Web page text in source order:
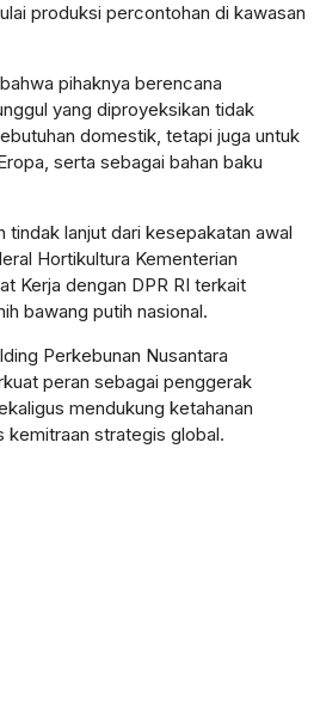
produksi percontohan di kawasan
pihaknya berencana
yang diproyeksikan tidak
domestik, tetapi juga untuk
serta sebagai bahan baku
tindak lanjut dari kesepakatan awal
Hortikultura Kementerian
Kerja dengan DPR RI terkait
bawang putih nasional.
Perkebunan Nusantara
peran sebagai penggerak
mendukung ketahanan
kemitraan strategis global.